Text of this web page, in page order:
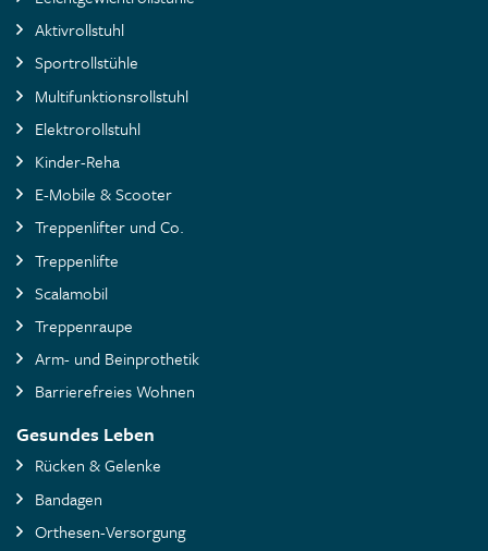
Aktivrollstuhl
Sportrollstühle
Multifunktionsrollstuhl
Elektrorollstuhl
Kinder-Reha
E-Mobile & Scooter
Treppenlifter und Co.
Treppenlifte
Scalamobil
Treppenraupe
Arm- und Beinprothetik
Barrierefreies Wohnen
Gesundes Leben
Rücken & Gelenke
Bandagen
Orthesen-Versorgung